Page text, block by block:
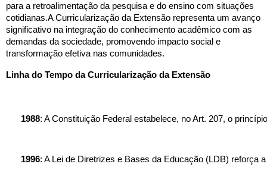
para a retroalimentação da pesquisa e do ensino com situações
cotidianas.A Curricularização da Extensão representa um avanço
significativo na integração do conhecimento acadêmico com as
demandas da sociedade, promovendo impacto social e
transformação efetiva nas comunidades.
Linha do Tempo da Curricularização da Extensão
1988: A Constituição Federal estabelece, no Art. 207, o
1996: A Lei de Diretrizes e Bases da Educação (LDB) reforça